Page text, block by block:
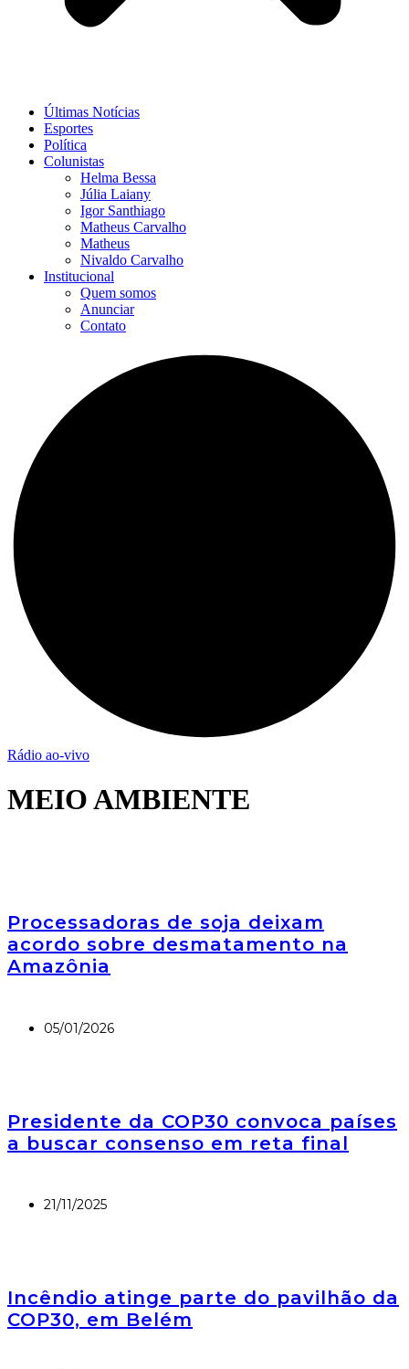
Últimas Notícias
Esportes
Política
Colunistas
Helma Bessa
Júlia Laiany
Igor Santhiago
Matheus Carvalho
Matheus
Nivaldo Carvalho
Institucional
Quem somos
Anunciar
Contato
Rádio ao-vivo
MEIO AMBIENTE
Processadoras de soja deixam
acordo sobre desmatamento na
Amazônia
05/01/2026
Presidente da COP30 convoca países
a buscar consenso em reta final
21/11/2025
Incêndio atinge parte do pavilhão da
COP30, em Belém